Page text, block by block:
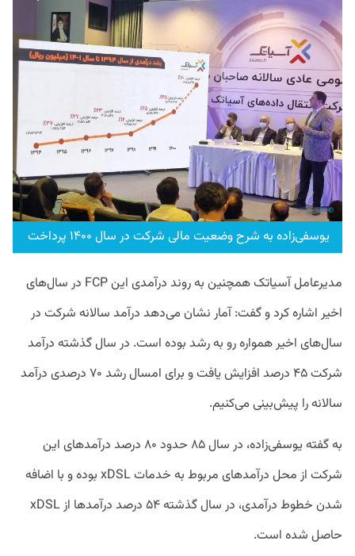
یوسفی‌زاده به شرح وضعیت مالی شرکت در سال ۱۴۰۰ پرداخت
مدیرعامل آسیاتک همچنین به روند درآمدی این FCP در سال‌های
اخیر اشاره کرد و گفت:‌ آمار نشان می‌دهد درآمد سالانه شرکت در
سال‌های اخیر همواره رو به رشد بوده است. در سال گذشته درآمد
شرکت ۴۵ درصد افزایش یافت و برای امسال رشد ۷۰ درصدی درآمد
سالانه را پیش‌بینی می‌کنیم.
به گفته یوسفی‌زاده، در سال ۸۵ حدود ۸۰ درصد درآمدهای این
شرکت از محل درآمدهای مربوط به خدمات xDSL بوده و با اضافه
شدن خطوط درآمدی، در سال گذشته ۵۴ درصد درآمدها از xDSL
حاصل شده است.